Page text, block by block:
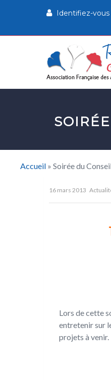
Identifiez-vous
Accueil »Soirée du
16 mars 2013
Lors de cette
entretenir sur
projets à venir.